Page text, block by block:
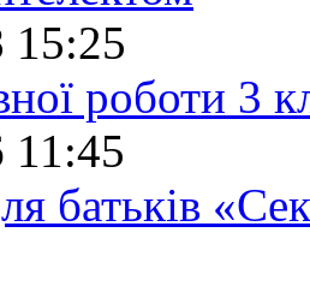
15:25
роботи 3
11:45
батьків